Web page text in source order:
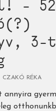
- 52
CZAKÓ RÉKA
annyira